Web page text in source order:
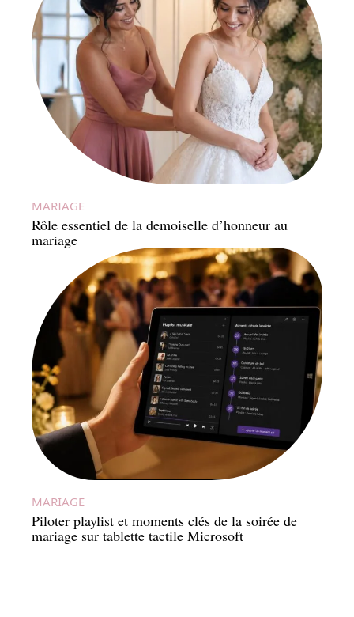
MARIAGE
Rôle essentiel de la demoiselle d’honneur au
mariage
MARIAGE
Piloter playlist et moments clés de la soirée de
mariage sur tablette tactile Microsoft